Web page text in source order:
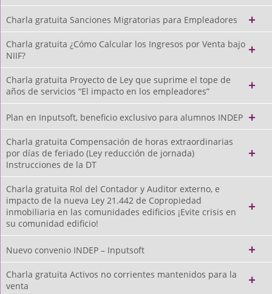
Charla gratuita Sanciones Migratorias para Empleadores
Charla gratuita ¿Cómo Calcular los Ingresos por Venta bajo
NIIF?
Charla gratuita Proyecto de Ley que suprime el tope de
años de servicios “El impacto en los empleadores”
Plan en Inputsoft, beneficio exclusivo para alumnos INDEP
Charla gratuita Compensación de horas extraordinarias
por días de feriado (Ley reducción de jornada)
Instrucciones de la DT
Charla gratuita Rol del Contador y Auditor externo, e
impacto de la nueva Ley 21.442 de Copropiedad
inmobiliaria en las comunidades edificios ¡Evite crisis en
su comunidad edificio!
Nuevo convenio INDEP – Inputsoft
Charla gratuita Activos no corrientes mantenidos para la
venta